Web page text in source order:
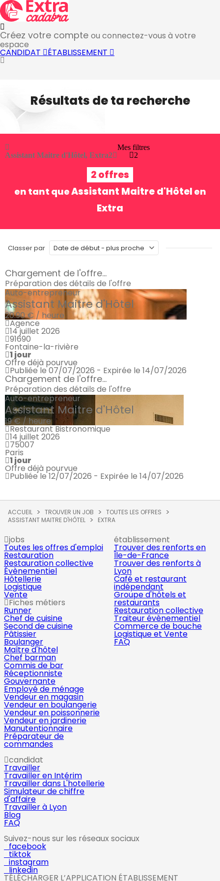
Créez votre compte ou connectez-vous à votre
espace
CANDIDAT ÉTABLISSEMENT
Résultats de ta recherche
Assistant Maitre d'Hôtel, Extra2
Mes filtres
2
2 offres
en tant queAssistant Maitre d'Hôtel en
Extra
Classer par
Chargement de l'offre...
Préparation des détails de l'offre
Auto-entrepreneur
Assistant Maitre d'Hôtel
20.90 € / heure
Agence
14 juillet 2026
91690
Fontaine-la-rivière
1 jour
Offre déjà pourvue
Publiée le 07/07/2026 - Expirée le 14/07/2026
Chargement de l'offre...
Préparation des détails de l'offre
Auto-entrepreneur
Assistant Maitre d'Hôtel
19 € / heure
Restaurant Bistronomique
14 juillet 2026
75007
Paris
1 jour
Offre déjà pourvue
Publiée le 12/07/2026 - Expirée le 14/07/2026
ACCUEIL TROUVER UN JOB
TOUTES LES OFFRES
ASSISTANT MAITRE D'HÔTEL
EXTRA
jobs
Toutes les offres d'emploi
Restauration
Restauration collective
Évènementiel
Hôtellerie
Logistique
Vente
Fiches métiers
Runner
Chef de cuisine
Second de cuisine
Pâtissier
Boulanger
Maître d'hôtel
Chef barman
Commis de bar
Réceptionniste
Gouvernante
Employé de ménage
Vendeur en magasin
Vendeur en boulangerie
Vendeur en poissonnerie
Vendeur en jardinerie
Manutentionnaire
Préparateur de
commandes
établissement
Trouver des renforts en
Île-de-France
Trouver des renforts à
Lyon
Café et restaurant
indépendant
Groupe d'hôtels et
restaurants
Restauration collective
Traiteur évènementiel
Commerce de bouche
Logistique et Vente
FAQ
candidat
Travailler
Travailler en Intérim
Travailler dans L'hotellerie
Simulateur de chiffre
d'affaire
Travailler à Lyon
Blog
FAQ
Suivez-nous sur les réseaux sociaux
facebook
tiktok
instagram
linkedin
TÉLÉCHARGER L’APPLICATION ÉTABLISSEMENT